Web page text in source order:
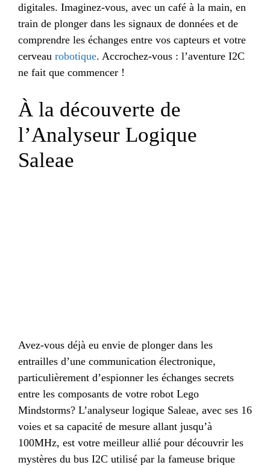
digitales. Imaginez-vous, avec un café à la main, en
train de plonger dans les signaux de données et de
comprendre les échanges entre vos capteurs et votre
cerveau robotique. Accrochez-vous : l’aventure I2C
ne fait que commencer !
À la découverte de
l’Analyseur Logique
Saleae
Avez-vous déjà eu envie de plonger dans les
entrailles d’une communication électronique,
particulièrement d’espionner les échanges secrets
entre les composants de votre robot Lego
Mindstorms? L’analyseur logique Saleae, avec ses 16
voies et sa capacité de mesure allant jusqu’à
100MHz, est votre meilleur allié pour découvrir les
mystères du bus I2C utilisé par la fameuse brique